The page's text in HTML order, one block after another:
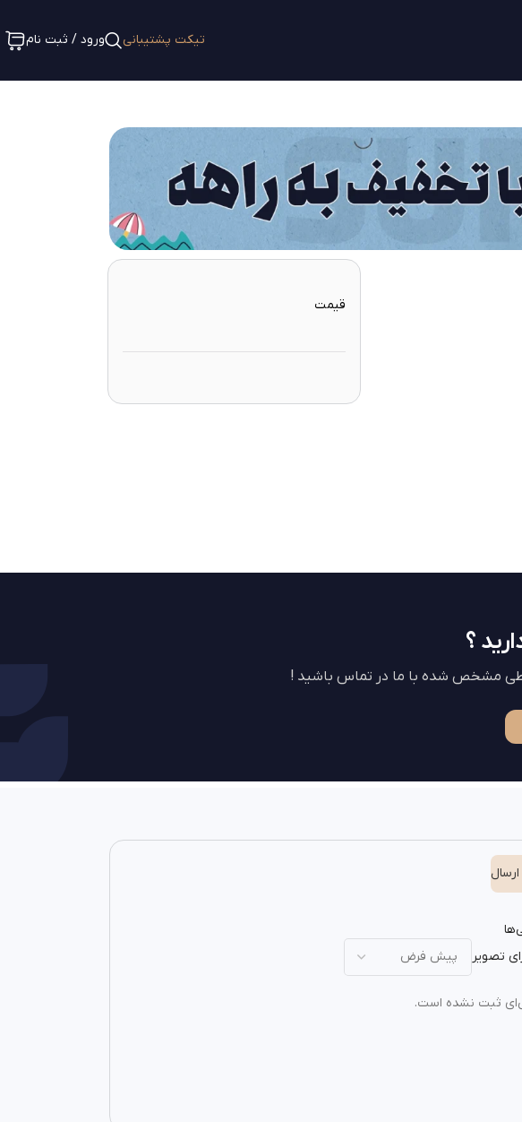
تیکت پشتیبانی ورود / ثبت نام
قیمت
؟
مشخص شده با ما در تماس باشید !
تصویر
ثبت نشده است.